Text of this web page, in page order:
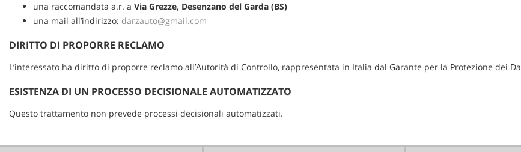
una raccomandata a.r. a Via Grezze, Desenzano del Garda (BS)
una mail all’indirizzo: darzauto@gmail.com
DIRITTO DI PROPORRE RECLAMO
L’interessato ha diritto di proporre reclamo all’Autorità di Controllo, rappresentata in Italia dal Garante per la Protezione dei
ESISTENZA DI UN PROCESSO DECISIONALE AUTOMATIZZATO
Questo trattamento non prevede processi decisionali automatizzati.